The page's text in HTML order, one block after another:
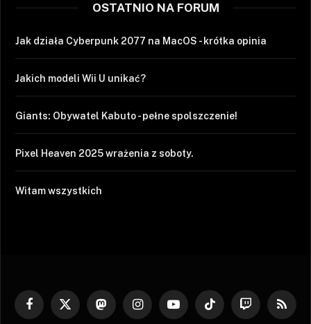
OSTATNIO NA FORUM
Jak działa Cyberpunk 2077 na MacOS - krótka opinia
Jakich modeli Wii U unikać?
Giants: Obywatel Kabuto - pełne spolszczenie!
Pixel Heaven 2025 wrażenia z soboty.
Witam wszystkich
Facebook
X
MastodonInstagramYouTubeTikTok Twitch RSS